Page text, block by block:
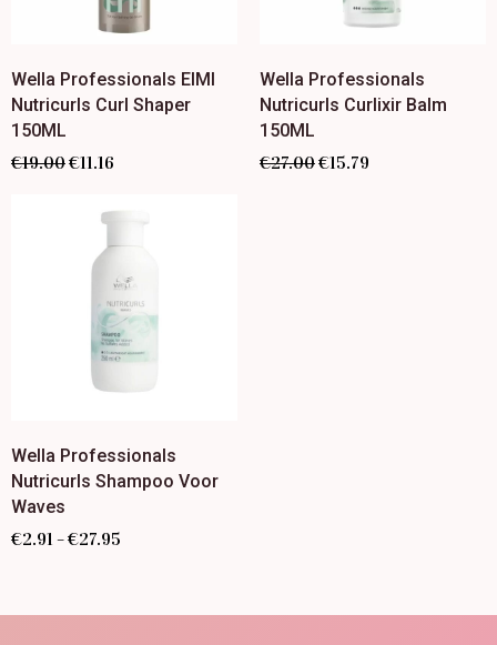
Wella Professionals EIMI
Nutricurls Curl Shaper
150ML
€19.00€11.16
Wella Professionals
Nutricurls Curlixir Balm
150ML
€27.00€15.79
Wella Professionals
Nutricurls Shampoo Voor
Waves
€2.91 –€27.95